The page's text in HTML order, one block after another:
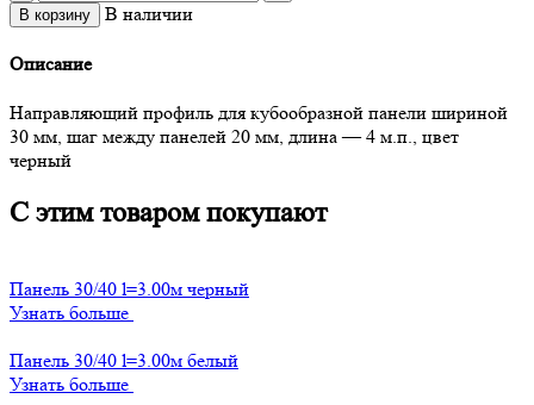
В корзину
В наличии
Описание
Направляющий профиль для кубообразной панели шириной
30 мм, шаг между панелей 20 мм, длина — 4 м.п., цвет
черный
С этим товаром покупают
Панель 30/40 l=3.00м черный
Узнать больше
Панель 30/40 l=3.00м белый
Узнать больше